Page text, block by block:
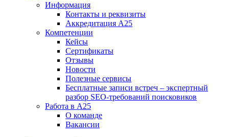
Информация
Контакты и реквизиты
Аккредитация А25
Компетенции
Кейсы
Сертификаты
Отзывы
Новости
Полезные сервисы
Бесплатные записи встреч – экспертный
разбор SEO-требований поисковиков
Работа в А25
О команде
Вакансии